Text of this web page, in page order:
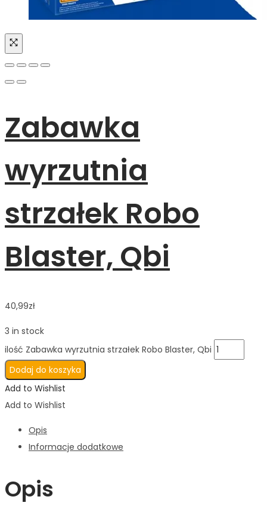
Zabawka
wyrzutnia
strzałek Robo
Blaster, Qbi
40,99zł
3 in stock
ilość Zabawka wyrzutnia strzałek Robo Blaster, Qbi
Dodaj do koszyka
Add to Wishlist
Add to Wishlist
Opis
Informacje dodatkowe
Opis